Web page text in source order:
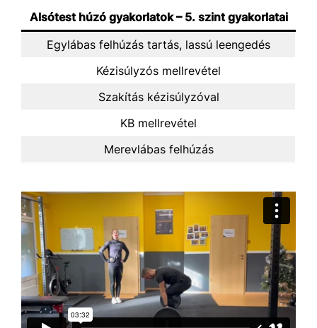
Alsótest húzó gyakorlatok – 5. szint gyakorlatai
Egylábas felhúzás tartás, lassú leengedés
Kézisúlyzós mellrevétel
Szakítás kézisúlyzóval
KB mellrevétel
Merevlábas felhúzás